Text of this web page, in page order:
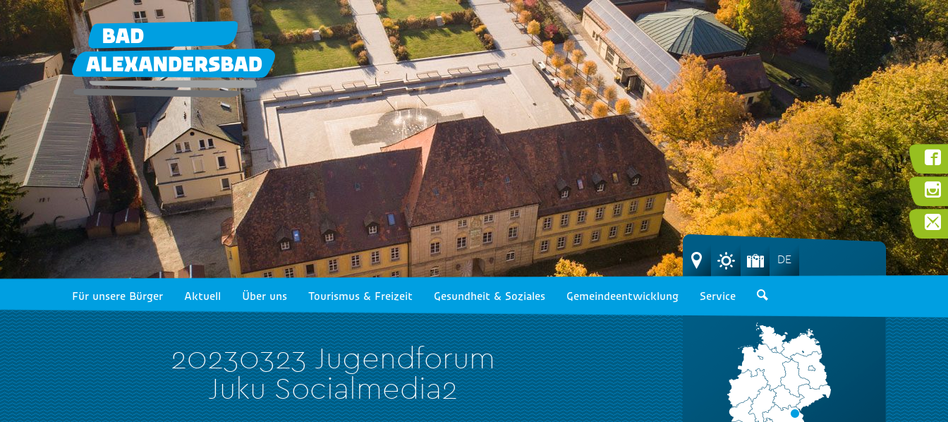
Für unsere Bürger Aktuell Über uns Tourismus & Freizeit Gesundheit & Soziales Gemeindeentwicklung Service
20230323 Jugendforum
Juku Socialmedia2
DE